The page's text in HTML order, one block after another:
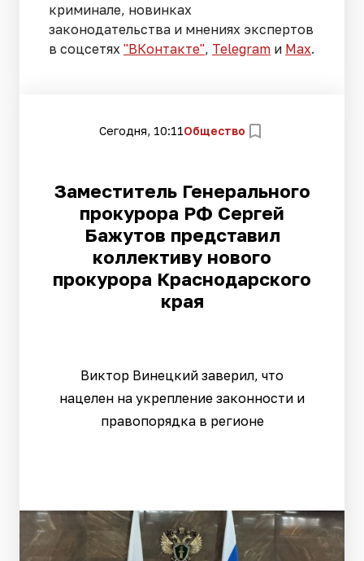
криминале, новинках
законодательства и мнениях экспертов
в соцсетях "ВКонтакте", Telegram и Max.
Сегодня, 10:11Общество
Заместитель Генерального
прокурора РФ Сергей
Бажутов представил
коллективу нового
прокурора Краснодарского
края
Виктор Винецкий заверил, что
нацелен на укрепление законности и
правопорядка в регионе